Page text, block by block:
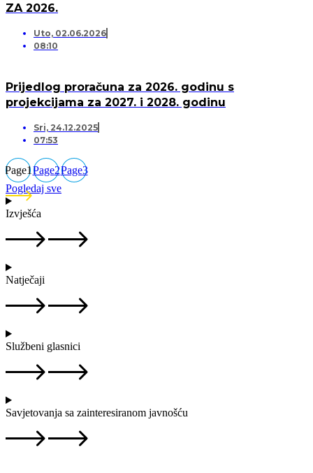
ZA 2026.
Uto, 02.06.2026
08:10
Prijedlog proračuna za 2026. godinu s
projekcijama za 2027. i 2028. godinu
Sri, 24.12.2025
07:53
Page1Page2Page3
Pogledaj sve
Izvješća
Natječaji
Službeni glasnici
Savjetovanja sa zainteresiranom javnošću